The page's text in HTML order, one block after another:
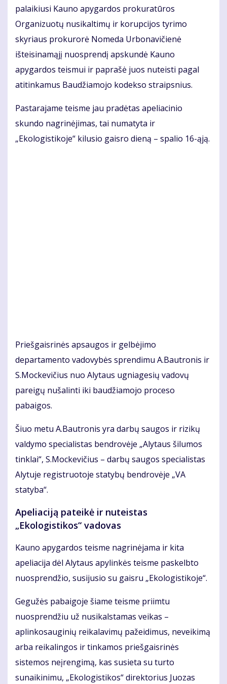
palaikiusi Kauno apygardos prokuratūros
Organizuotų nusikaltimų ir korupcijos tyrimo
skyriaus prokurorė Nomeda Urbonavičienė
išteisinamąjį nuosprendį apskundė Kauno
apygardos teismui ir paprašė juos nuteisti pagal
atitinkamus Baudžiamojo kodekso straipsnius.
Pastarajame teisme jau pradėtas apeliacinio
skundo nagrinėjimas, tai numatyta ir
„Ekologistikoje“ kilusio gaisro dieną – spalio 16-ąją.
Priešgaisrinės apsaugos ir gelbėjimo
departamento vadovybės sprendimu A.Bautronis ir
S.Mockevičius nuo Alytaus ugniagesių vadovų
pareigų nušalinti iki baudžiamojo proceso
pabaigos.
Šiuo metu A.Bautronis yra darbų saugos ir rizikų
valdymo specialistas bendrovėje „Alytaus šilumos
tinklai“, S.Mockevičius – darbų saugos specialistas
Alytuje registruotoje statybų bendrovėje „VA
statyba“.
Apeliaciją pateikė ir nuteistas
„Ekologistikos“ vadovas
Kauno apygardos teisme nagrinėjama ir kita
apeliacija dėl Alytaus apylinkės teisme paskelbto
nuosprendžio, susijusio su gaisru „Ekologistikoje“.
Gegužės pabaigoje šiame teisme priimtu
nuosprendžiu už nusikalstamas veikas –
aplinkosauginių reikalavimų pažeidimus, neveikimą
arba reikalingos ir tinkamos priešgaisrinės
sistemos neįrengimą, kas susieta su turto
sunaikinimu, „Ekologistikos“ direktorius Juozas